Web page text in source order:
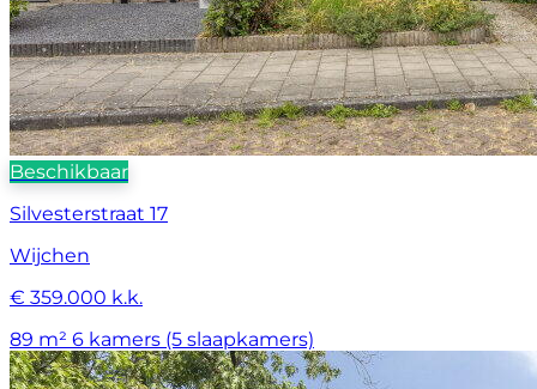
Beschikbaar
Silvesterstraat 17
Wijchen
€ 359.000 k.k.
89 m² 6 kamers (5 slaapkamers)